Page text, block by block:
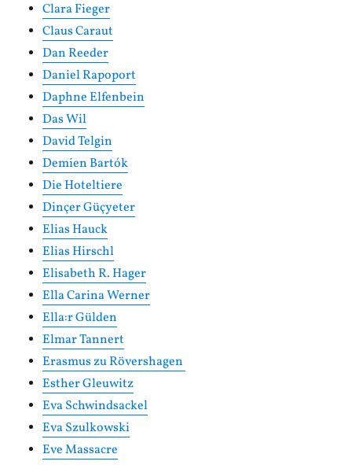
Clara Fieger
Claus Caraut
Dan Reeder
Daniel Rapoport
Daphne Elfenbein
Das Wil
David Telgin
Demien Bartók
Die Hoteltiere
Dinçer Güçyeter
Elias Hauck
Elias Hirschl
Elisabeth R. Hager
Ella Carina Werner
Ella:r Gülden
Elmar Tannert
Erasmus zu Rövershagen
Esther Gleuwitz
Eva Schwindsackel
Eva Szulkowski
Eve Massacre